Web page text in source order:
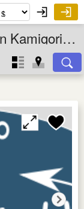
Casas tradicionales en venta en Kamigori Cho, Hyogo Ken, Kansai, Japón